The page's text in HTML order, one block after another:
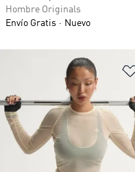
Hombre Originals
Envío Gratis
Nuevo